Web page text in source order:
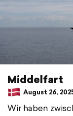
Middelfart
August 26,
Wir haben